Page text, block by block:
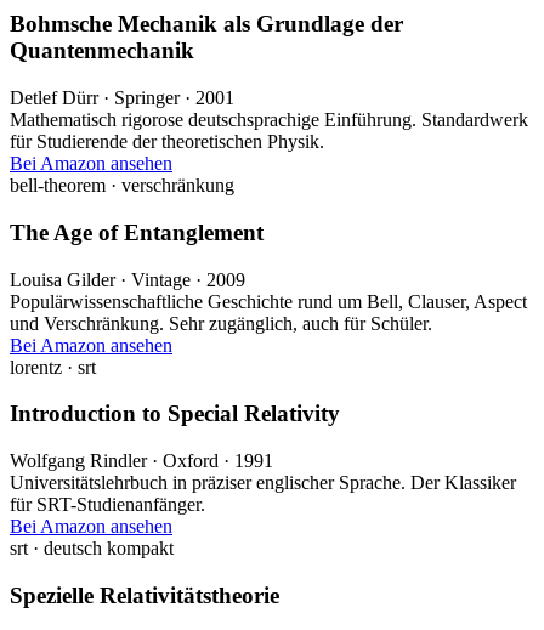
Bohmsche Mechanik als Grundlage der
Quantenmechanik
Detlef Dürr · Springer · 2001
Mathematisch rigorose deutschsprachige Einführung. Standardwerk
für Studierende der theoretischen Physik.
Bei Amazon ansehen
bell-theorem · verschränkung
The Age of Entanglement
Louisa Gilder · Vintage · 2009
Populärwissenschaftliche Geschichte rund um Bell, Clauser, Aspect
und Verschränkung. Sehr zugänglich, auch für Schüler.
Bei Amazon ansehen
lorentz · srt
Introduction to Special Relativity
Wolfgang Rindler · Oxford · 1991
Universitätslehrbuch in präziser englischer Sprache. Der Klassiker
für SRT-Studienanfänger.
Bei Amazon ansehen
srt · deutsch kompakt
Spezielle Relativitätstheorie